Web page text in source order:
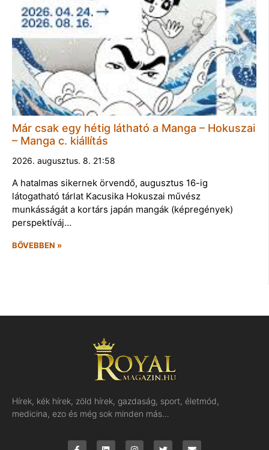
Már csak egy hétig látható a Manga – Hokuszai
– Manga c. kiállítás
2026. augusztus. 8. 21:58
A hatalmas sikernek örvendő, augusztus 16-ig
látogatható tárlat Kacusika Hokuszai művész
munkásságát a kortárs japán mangák (képregények)
perspektíváj…
BŐVEBBEN »
Hírek, kék hírek, zöld hírek, gazdaság, sport, életmód,
medicina, ezo és még sok minden más…